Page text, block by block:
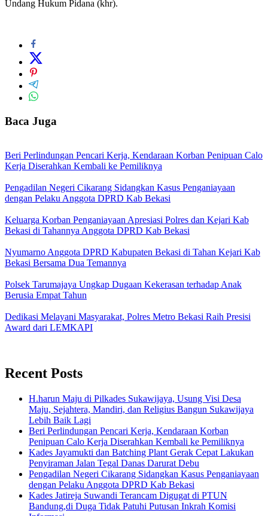
Undang Hukum Pidana (khr).
Baca Juga
Beri Perlindungan Pencari Kerja, Kendaraan Korban Penipuan Calo
Kerja Diserahkan Kembali ke Pemiliknya
Pengadilan Negeri Cikarang Sidangkan Kasus Penganiayaan
dengan Pelaku Anggota DPRD Kab Bekasi
Keluarga Korban Penganiayaan Apresiasi Polres dan Kejari Kab
Bekasi di Tahannya Anggota DPRD Kab Bekasi
Nyumarno Anggota DPRD Kabupaten Bekasi di Tahan Kejari Kab
Bekasi Bersama Dua Temannya
Polsek Tarumajaya Ungkap Dugaan Kekerasan terhadap Anak
Berusia Empat Tahun
Dedikasi Melayani Masyarakat, Polres Metro Bekasi Raih Presisi
Award dari LEMKAPI
Recent Posts
H.harun Maju di Pilkades Sukawijaya, Usung Visi Desa
Maju, Sejahtera, Mandiri, dan Religius Bangun Sukawijaya
Lebih Baik Lagi
Beri Perlindungan Pencari Kerja, Kendaraan Korban
Penipuan Calo Kerja Diserahkan Kembali ke Pemiliknya
Kades Jayamukti dan Batching Plant Gerak Cepat Lakukan
Penyiraman Jalan Tegal Danas Darurat Debu
Pengadilan Negeri Cikarang Sidangkan Kasus Penganiayaan
dengan Pelaku Anggota DPRD Kab Bekasi
Kades Jatireja Suwandi Terancam Digugat di PTUN
Bandung,di Duga Tidak Patuhi Putusan Inkrah Komisi